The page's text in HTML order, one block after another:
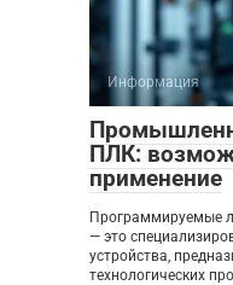
Информация
ПЛК:
применение
Программируемые
— это
устройства,
технологических